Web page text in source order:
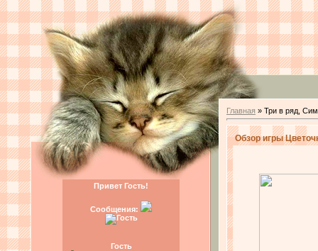
Привет Гость!
Сообщения:
Гость
Главная » Три в ряд,
Обзор игры